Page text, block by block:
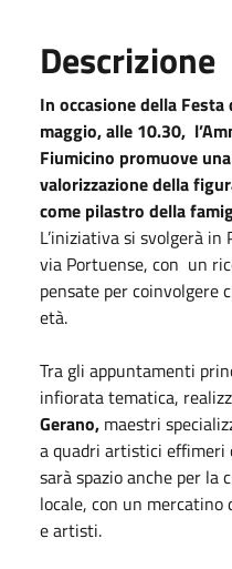
Descrizione
In occasione della
maggio, alle 10.30,
Fiumicino promuove
valorizzazione della
come pilastro della
L’iniziativa si svolgerà in
via Portuense, con un
pensate per
età.
Tra gli appuntamenti
infiorata tematica,
Gerano, maestri
a quadri artistici effimeri
sarà spazio anche per
locale, con un
e artisti.